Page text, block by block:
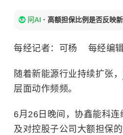
问AI · 高额担保比例是否反映
每经记者：可杨 每经编
随着新能源行业持续扩张，
层面动作频频。
6月26日晚间，协鑫能科
及对控股子公司大额担保